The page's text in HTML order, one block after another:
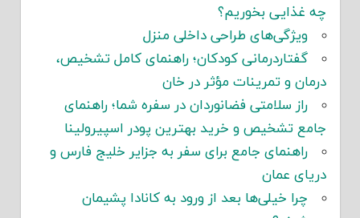
چه غذایی بخوریم؟
ویژگی‌های طراحی داخلی منزل
گفتاردرمانی کودکان؛ راهنمای کامل تشخیص،
درمان و تمرینات مؤثر در خان
راز سلامتی فضانوردان در سفره شما؛ راهنمای
جامع تشخیص و خرید بهترین پودر اسپیرولینا
راهنمای جامع برای سفر به جزایر خلیج فارس و
دریای عمان
چرا خیلی‌ها بعد از ورود به کانادا پشیمان